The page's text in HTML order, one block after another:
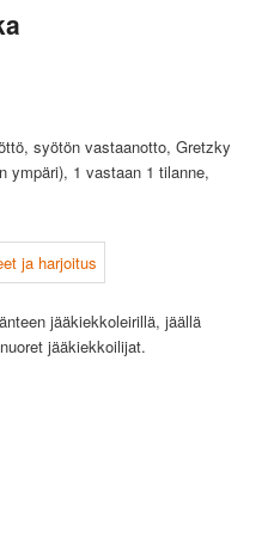
syötön vastaanotto, Gretzky
ympäri), 1 vastaan 1 tilanne,
jääkiekkoleirillä, jäällä
jääkiekkoilijat.